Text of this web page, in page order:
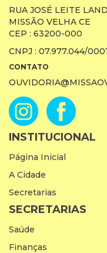
RUA JOSÉ LEITE
MISSÃO VELHA CE
CEP : 63200-000
CNPJ : 07.977.044/
CONTATO
INSTITUCIONAL
Página Inicial
A Cidade
Secretarias
SECRETARIAS
Saúde
Finanças